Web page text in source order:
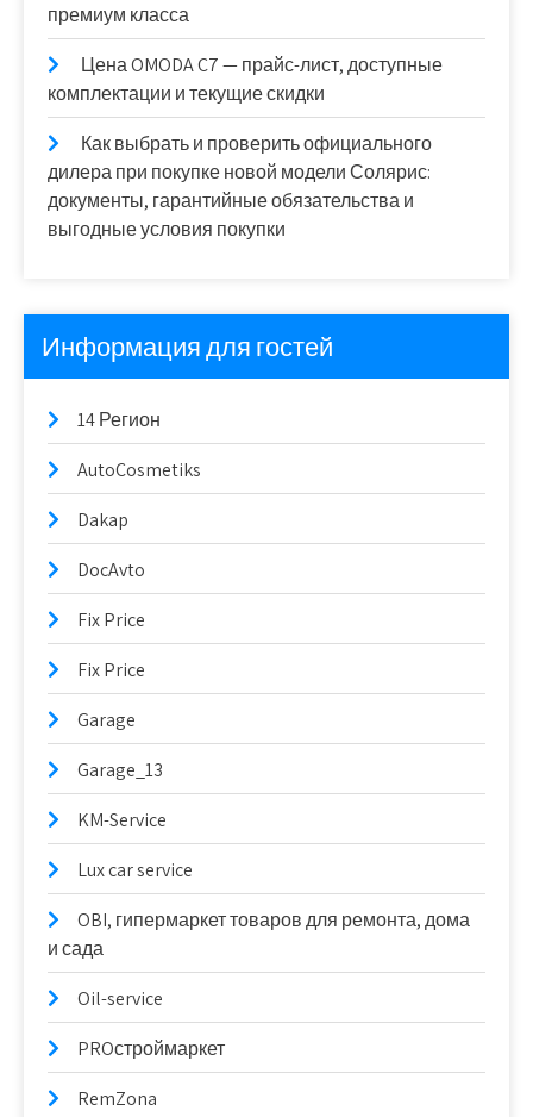
премиум класса
Цена OMODA C7 — прайс-лист, доступные
комплектации и текущие скидки
Как выбрать и проверить официального
дилера при покупке новой модели Солярис:
документы, гарантийные обязательства и
выгодные условия покупки
Информация для гостей
14 Регион
AutoCosmetiks
Dakap
DocAvto
Fix Price
Fix Price
Garage
Garage_13
KM-Service
Lux car service
OBI, гипермаркет товаров для ремонта, дома
и сада
Oil-service
PROстроймаркет
RemZona